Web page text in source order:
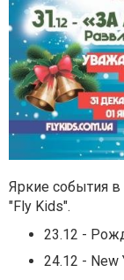
Яркие события
"Fly Kids".
23.12 -
24.12 - New